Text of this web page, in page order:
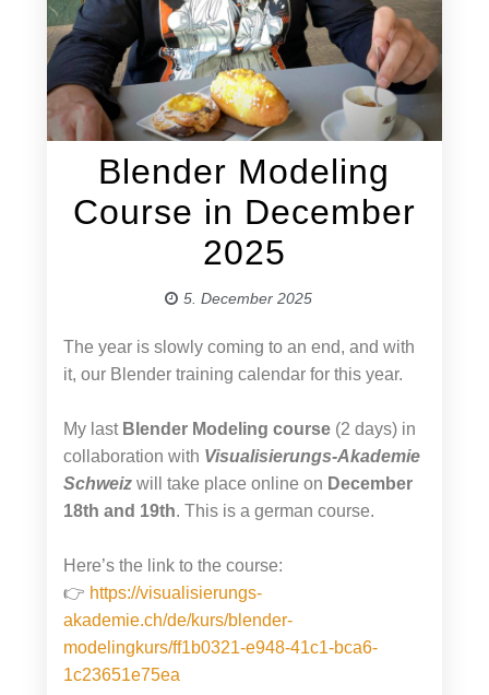
Blender Modeling
Course in December
2025
5. December 2025
The year is slowly coming to an end, and with
it, our Blender training calendar for this year.
My last Blender Modeling course(2 days) in
collaboration with Visualisierungs-Akademie
Schweizwill take place online on December
18th and 19th. This is a german course.
Here’s the link to the course:
👉 https://visualisierungs-
akademie.ch/de/kurs/blender-
modelingkurs/ff1b0321-e948-41c1-bca6-
1c23651e75ea